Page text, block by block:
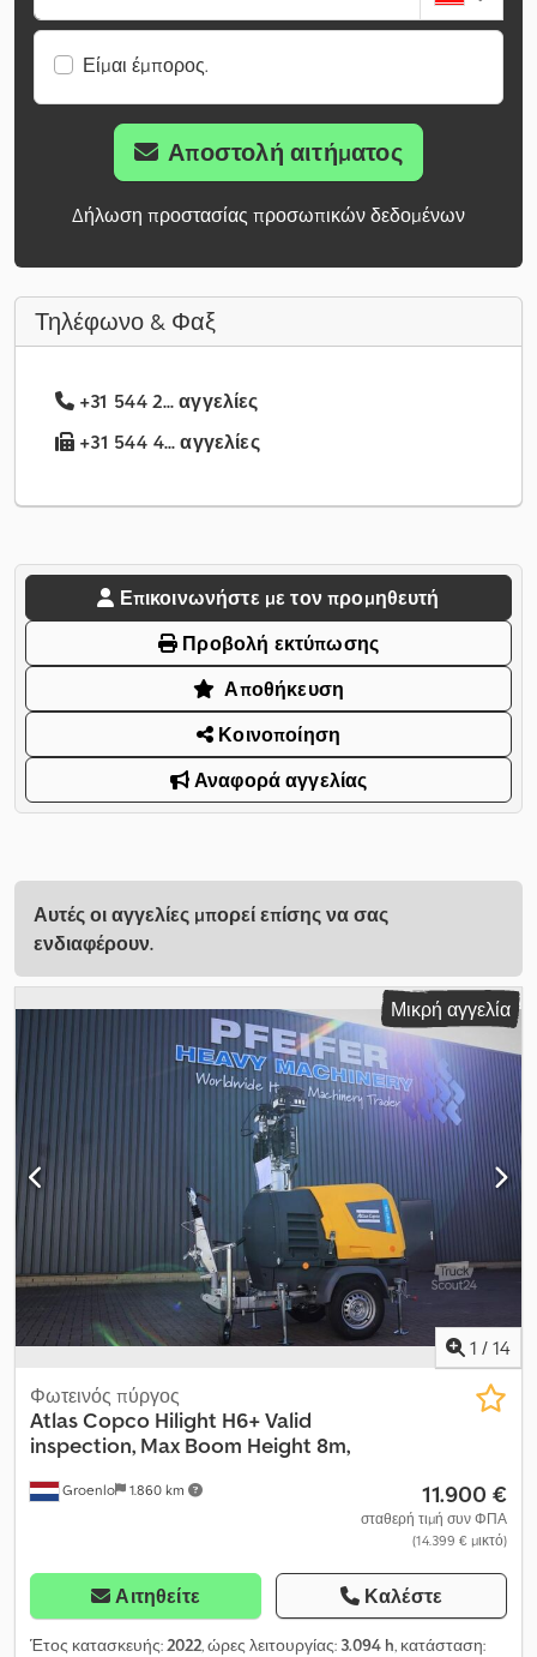
Είμαι έμπορος.
Αποστολή αιτήματος
Δήλωση προστασίας προσωπικών δεδομένων
Τηλέφωνο & Φαξ
+31 544 2... αγγελίες
+31 544 4... αγγελίες
Επικοινωνήστε με τον προμηθευτή
Προβολή εκτύπωσης
Αποθήκευση
Κοινοποίηση
Αναφορά αγγελίας
Αυτές οι αγγελίες μπορεί επίσης να σας
ενδιαφέρουν.
Μικρή αγγελία
1 / 14
Groenlo 1.860 km
Φωτεινός πύργος
Atlas Copco Hilight H6+ Valid
inspection, Max Boom Height 8m,
11.900 €
σταθερή τιμή συν ΦΠΑ
(14.399 € μικτό)
Αιτηθείτε Καλέστε
Έτος κατασκευής: 2022, ώρες λειτουργίας: 3.094 h, κατάσταση: